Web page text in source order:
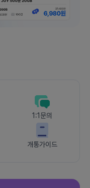
1:1문의
개통가이드